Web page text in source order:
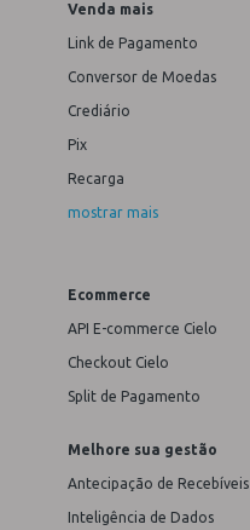
Venda mais
Link de Pagamento
Conversor de Moedas
Crediário
Pix
Recarga
mostrar mais
Ecommerce
API E-commerce Cielo
Checkout Cielo
Split de Pagamento
Melhore sua gestão
Antecipação de Recebíveis
Inteligência de Dados